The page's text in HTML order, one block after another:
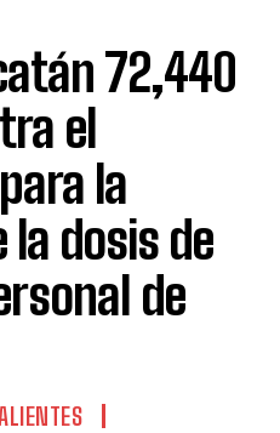
72,440
el
la
dosis de
de